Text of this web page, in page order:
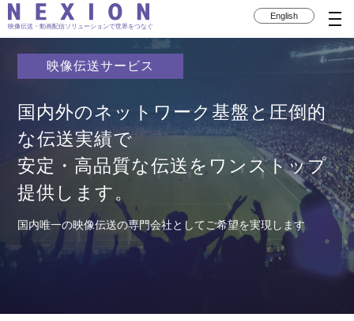
映像伝送・動画配信ソリューションで世界をつなぐ
English
映像伝送サービス
国内外のネットワーク基盤と圧倒的
な伝送実績で
安定・高品質な伝送をワンストップ
提供します。
国内唯一の映像伝送の専門会社としてご希望を実現します